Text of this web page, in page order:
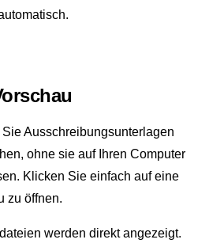
Sie Ausschreibungsunterlagen
ohne sie auf Ihren Computer
Klicken Sie einfach auf eine
zu öffnen.
werden direkt angezeigt.